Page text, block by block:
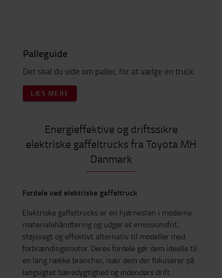
Palleguide
Det skal du vide om paller, for at vælge en truck.
LÆS MERE
Energieffektive og driftssikre
elektriske gaffeltrucks fra Toyota MH
Danmark
Fordele ved elektriske gaffeltruck
Elektriske gaffeltrucks er en hjørnesten i moderne
materialehåndtering og udgør et emissionsfrit,
støjsvagt og effektivt alternativ til modeller med
forbrændingsmotor. Deres fordele gør dem ideelle til
en lang række brancher, især dem der fokuserer på
langsigtet bæredygtighed og indendørs drift.